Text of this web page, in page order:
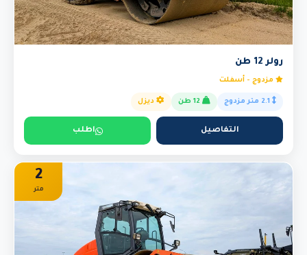
رولر 12 طن
مزدوج - أسفلت
ديزل
التفاصيل اطلب
2
متر